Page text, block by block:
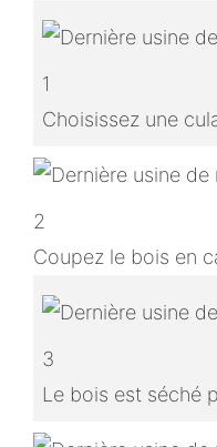
1
Choisissez une
2
Coupez le bois en
3
Le bois est séché